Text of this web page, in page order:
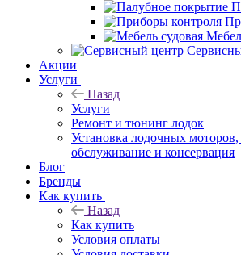
Акции
Услуги
Назад
Услуги
Ремонт и тюнинг лодок
Установка лодочных
обслуживание и консервация
Блог
Бренды
Как купить
Назад
Как купить
Условия оплаты